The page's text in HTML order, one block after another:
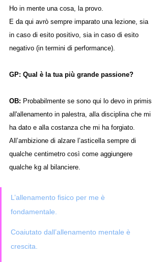
Ho in mente una cosa, la provo.
E da qui avrò sempre imparato una lezione, sia
in caso di esito positivo, sia in caso di esito
negativo (in termini di performance).
GP: Qual è la tua più grande passione?
OB: Probabilmente se sono qui lo devo in primis
all'allenamento in palestra, alla disciplina che mi
ha dato e alla costanza che mi ha forgiato.
All’ambizione di alzare l’asticella sempre di
qualche centimetro così come aggiungere
qualche kg al bilanciere.
L’allenamento fisico per me è
fondamentale.
Coaiutato dall’allenamento mentale è
crescita.